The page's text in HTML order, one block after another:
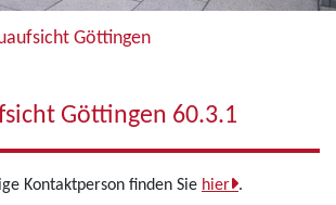
Göttingen
Göttingen 60.3.1
Kontaktperson finden Sie hier .